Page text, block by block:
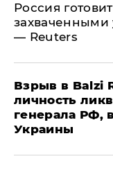
​Россия
— Reuters
​Взрыв в Balzi
личность
генерала РФ,
Украины